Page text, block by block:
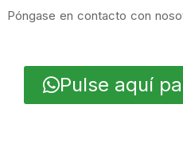
Póngase en contacto con
Pulse aquí